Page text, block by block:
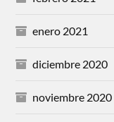
enero 2021
diciembre 2020
noviembre 2020